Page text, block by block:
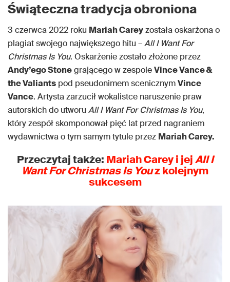
Świąteczna tradycja obroniona
3 czerwca 2022 roku Mariah Careyzostała oskarżona o
plagiat swojego największego hitu –All I Want For
Christmas Is You. Oskarżenie zostało złożone przez
Andy’ego Stonegrającego w zespoleVince Vance &
the Valiants pod pseudonimem scenicznymVince
Vance. Artysta zarzucił wokalistce naruszenie praw
autorskich do utworu All I Want For Christmas Is You,
który zespół skomponował pięć lat przed nagraniem
wydawnictwa o tym samym tytule przez Mariah Carey.
Przeczytaj także: Mariah Carey i jejAll I
Want For Christmas Is Youz kolejnym
sukcesem